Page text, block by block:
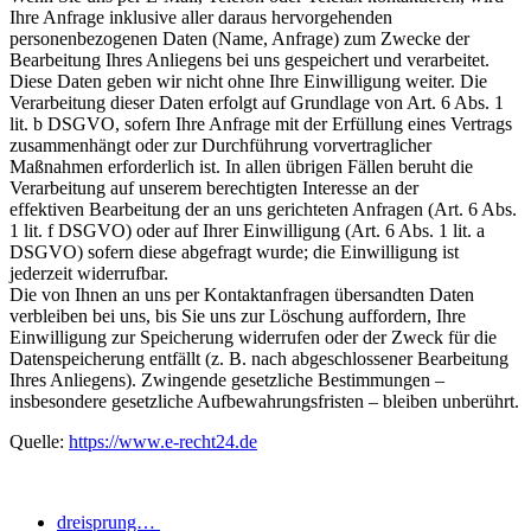
Ihre Anfrage inklusive aller daraus hervorgehenden
personenbezogenen Daten (Name, Anfrage) zum Zwecke der
Bearbeitung Ihres Anliegens bei uns gespeichert und verarbeitet.
Diese Daten geben wir nicht ohne Ihre Einwilligung weiter. Die
Verarbeitung dieser Daten erfolgt auf Grundlage von Art. 6 Abs. 1
lit. b DSGVO, sofern Ihre Anfrage mit der Erfüllung eines Vertrags
zusammenhängt oder zur Durchführung vorvertraglicher
Maßnahmen erforderlich ist. In allen übrigen Fällen beruht die
Verarbeitung auf unserem berechtigten Interesse an der
effektiven Bearbeitung der an uns gerichteten Anfragen (Art. 6 Abs.
1 lit. f DSGVO) oder auf Ihrer Einwilligung (Art. 6 Abs. 1 lit. a
DSGVO) sofern diese abgefragt wurde; die Einwilligung ist
jederzeit widerrufbar.
Die von Ihnen an uns per Kontaktanfragen übersandten Daten
verbleiben bei uns, bis Sie uns zur Löschung auffordern, Ihre
Einwilligung zur Speicherung widerrufen oder der Zweck für die
Datenspeicherung entfällt (z. B. nach abgeschlossener Bearbeitung
Ihres Anliegens). Zwingende gesetzliche Bestimmungen –
insbesondere gesetzliche Aufbewahrungsfristen – bleiben unberührt.
Quelle: https://www.e-recht24.de
dreisprung…